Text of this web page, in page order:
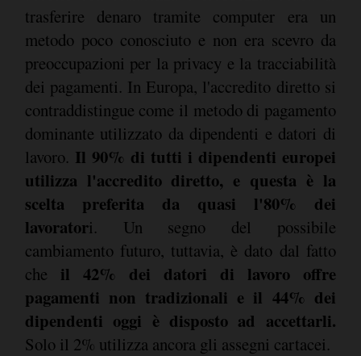
trasferire denaro tramite computer era un
metodo poco conosciuto e non era scevro da
preoccupazioni per la privacy e la tracciabilità
dei pagamenti. In Europa, l'accredito diretto si
contraddistingue come il metodo di pagamento
dominante utilizzato da dipendenti e datori di
lavoro. Il 90% di tutti i dipendenti europei
utilizza l'accredito diretto, e questa è la
scelta preferita da quasi l'80% dei
lavoratori. Un segno del possibile
cambiamento futuro, tuttavia, è dato dal fatto
che il 42% dei datori di lavoro offre
pagamenti non tradizionali e il 44% dei
dipendenti oggi è disposto ad accettarli.
Solo il 2% utilizza ancora gli assegni cartacei.